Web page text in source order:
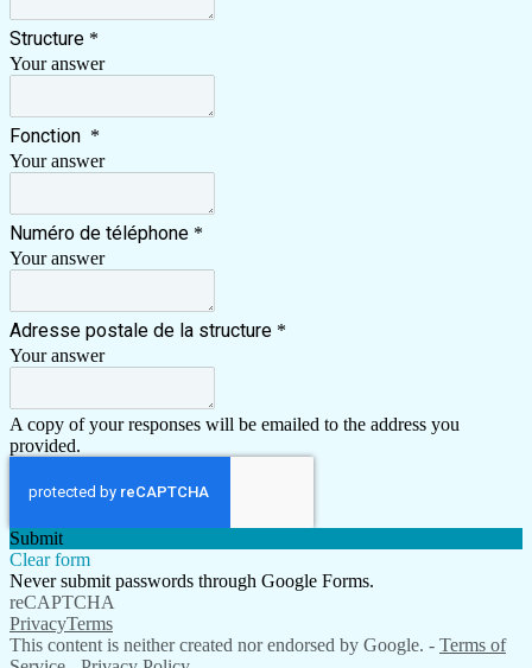
Structure *
Your answer
Fonction *
Your answer
Numéro de téléphone *
Your answer
Adresse postale de la structure *
Your answer
A copy of your responses will be emailed to the address you
provided.
Submit
Clear form
Never submit passwords through Google Forms.
reCAPTCHA
PrivacyTerms
This content is neither created nor endorsed by Google. - Terms of